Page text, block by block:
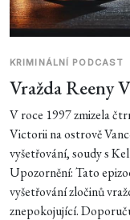
KRIMINÁLNÍ PODCAST
Vražda Reeny
V roce 1997 zmizela
Victorii na ostrově
vyšetřování, soudy s
Upozornění: Tato
vyšetřování zločinů
znepokojující.